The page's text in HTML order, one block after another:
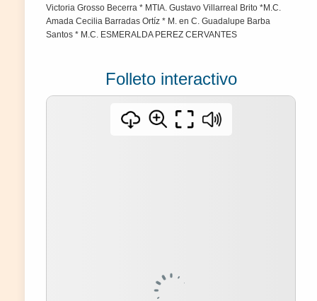
Victoria Grosso Becerra * MTIA. Gustavo Villarreal Brito *M.C.
Amada Cecilia Barradas Ortíz * M. en C. Guadalupe Barba
Santos * M.C. ESMERALDA PEREZ CERVANTES
Folleto interactivo